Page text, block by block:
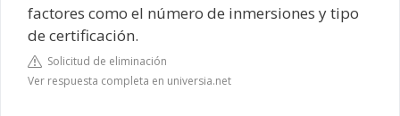
factores como el número de inmersiones y tipo
de certificación.
Solicitud de eliminación
Ver respuesta completa en universia.net